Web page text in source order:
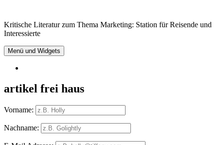
Inhalt
Kritische Literatur zum Thema Marketing: Station für Reisende und
Interessierte
Menü und Widgets
artikel frei haus
Vorname:
Nachname: